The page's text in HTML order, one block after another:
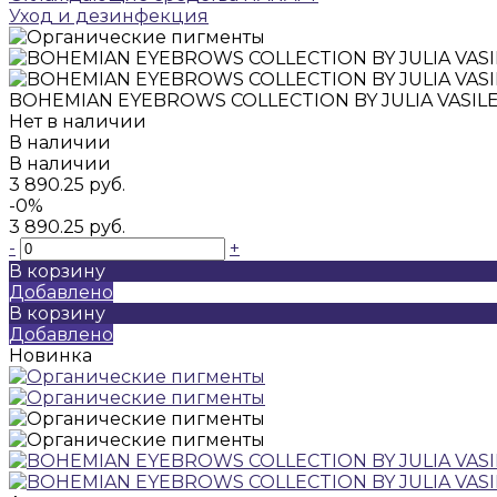
Уход и дезинфекция
BOHEMIAN EYEBROWS COLLECTION BY JULIA
Нет в наличии
В наличии
В наличии
3 890.25 руб.
-0%
3 890.25 руб.
-
+
В корзину
Добавлено
В корзину
Добавлено
Новинка